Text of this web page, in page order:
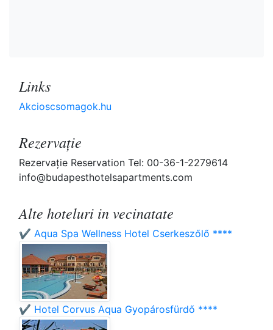
Links
Akcioscsomagok.hu
Rezervaţie
Rezervaţie Reservation Tel: 00-36-1-2279614
info@budapesthotelsapartments.com
Alte hoteluri in vecinatate
✔️ Aqua Spa Wellness Hotel Cserkeszőlő ****
✔️ Hotel Corvus Aqua Gyopárosfürdő ****